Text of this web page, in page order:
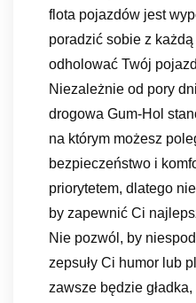
flota pojazdów jest
poradzić sobie z
odholować Twój
Niezależnie od pory
drogowa Gum-Hol
na którym możesz
bezpieczeństwo i
priorytetem, dlatego
by zapewnić Ci
Nie pozwól, by
zepsuły Ci humor lub
zawsze będzie